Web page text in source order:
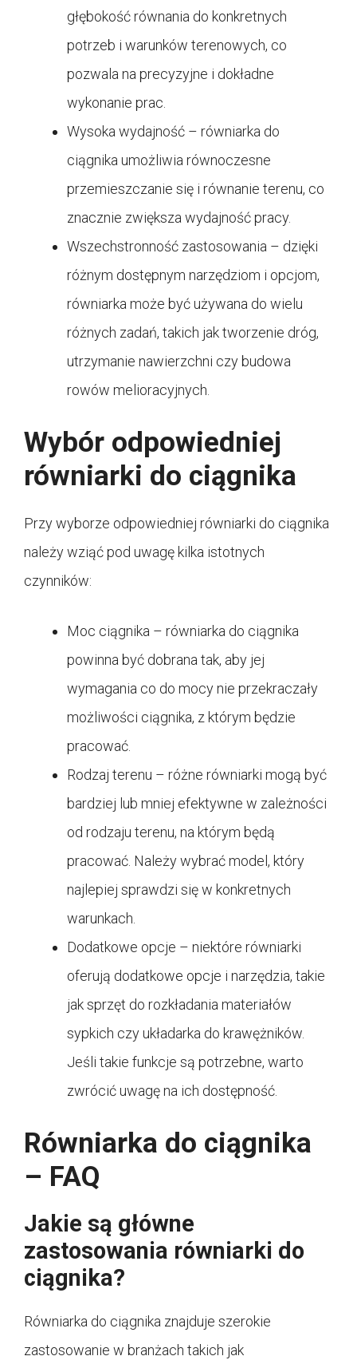
głębokość równania do konkretnych
potrzeb i warunków terenowych, co
pozwala na precyzyjne i dokładne
wykonanie prac.
Wysoka wydajność – równiarka do
ciągnika umożliwia równoczesne
przemieszczanie się i równanie terenu, co
znacznie zwiększa wydajność pracy.
Wszechstronność zastosowania – dzięki
różnym dostępnym narzędziom i opcjom,
równiarka może być używana do wielu
różnych zadań, takich jak tworzenie dróg,
utrzymanie nawierzchni czy budowa
rowów melioracyjnych.
Wybór odpowiedniej
równiarki do ciągnika
Przy wyborze odpowiedniej równiarki do ciągnika
należy wziąć pod uwagę kilka istotnych
czynników:
Moc ciągnika – równiarka do ciągnika
powinna być dobrana tak, aby jej
wymagania co do mocy nie przekraczały
możliwości ciągnika, z którym będzie
pracować.
Rodzaj terenu – różne równiarki mogą być
bardziej lub mniej efektywne w zależności
od rodzaju terenu, na którym będą
pracować. Należy wybrać model, który
najlepiej sprawdzi się w konkretnych
warunkach.
Dodatkowe opcje – niektóre równiarki
oferują dodatkowe opcje i narzędzia, takie
jak sprzęt do rozkładania materiałów
sypkich czy układarka do krawężników.
Jeśli takie funkcje są potrzebne, warto
zwrócić uwagę na ich dostępność.
Równiarka do ciągnika
– FAQ
Jakie są główne
zastosowania równiarki do
ciągnika?
Równiarka do ciągnika znajduje szerokie
zastosowanie w branżach takich jak